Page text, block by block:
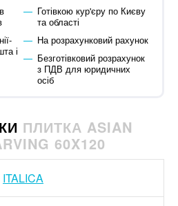
і
Готівкою кур'єру по Києву
та області
На розрахунковий рахунок
Безготівковий розрахунок
з ПДВ для юридичних
осіб
ПЛИТКА ASIAN
60X120
ITALICA